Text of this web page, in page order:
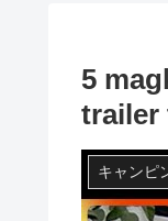
5
trailer
キャンピ